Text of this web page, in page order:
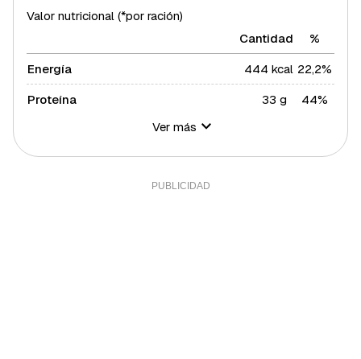
Valor nutricional (*por ración)
Cantidad
%
Energía
444 kcal 22,2%
Proteína
33 g
44%
Azúcares
1 g
2%
Ver más